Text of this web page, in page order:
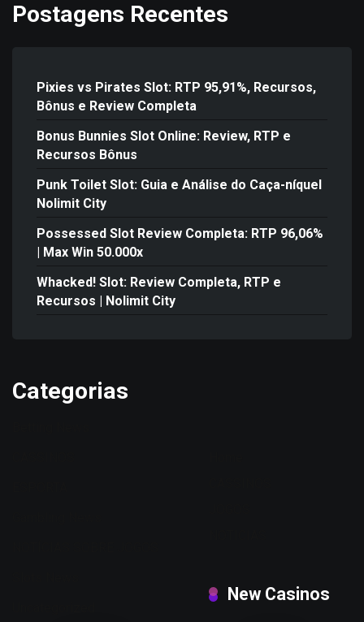
Postagens Recentes
Pixies vs Pirates Slot: RTP 95,91%, Recursos,
Bônus e Review Completa
Bonus Bunnies Slot Online: Review, RTP e
Recursos Bônus
Punk Toilet Slot: Guia e Análise do Caça-níquel
Nolimit City
Possessed Slot Review Completa: RTP 96,06%
| Max Win 50.000x
Whacked! Slot: Review Completa, RTP e
Recursos | Nolimit City
Categorias
New Casinos